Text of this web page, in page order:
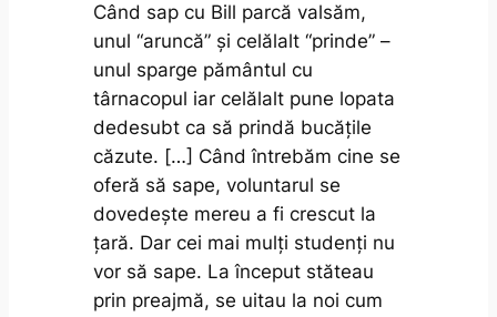
Când sap cu Bill parcă valsăm,
unul “aruncă” și celălalt “prinde” –
unul sparge pământul cu
târnacopul iar celălalt pune lopata
dedesubt ca să prindă bucățile
căzute. […] Când întrebăm cine se
oferă să sape, voluntarul se
dovedește mereu a fi crescut la
țară. Dar cei mai mulți studenți nu
vor să sape. La început stăteau
prin preajmă, se uitau la noi cum